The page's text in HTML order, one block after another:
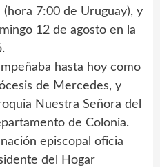
7:00 de Uruguay), y
12 de agosto en la
hasta hoy como
de Mercedes, y
Nuestra Señora del
de Colonia.
episcopal oficia
del Hogar